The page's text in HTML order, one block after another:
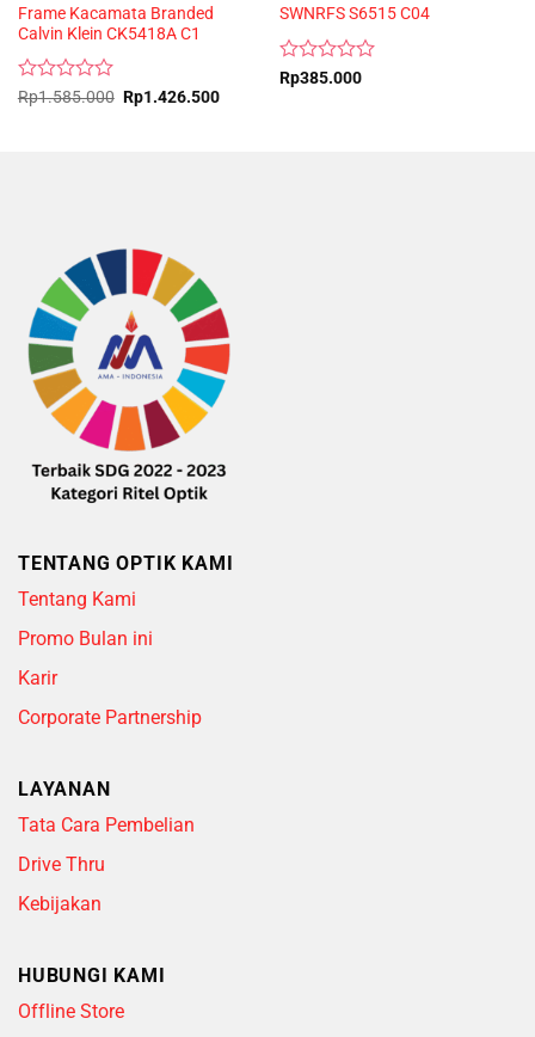
Frame Kacamata Branded
Calvin Klein CK5418A C1
Rated
Rp1.585.000 Original
price
Rp1.426.500Current
SWNRFS S6515 C04
Rated
Rp385.000
TENTANG OPTIK KAMI
Tentang Kami
Promo Bulan ini
Karir
Corporate Partnership
LAYANAN
Tata Cara Pembelian
Drive Thru
Kebijakan
HUBUNGI KAMI
Offline Store